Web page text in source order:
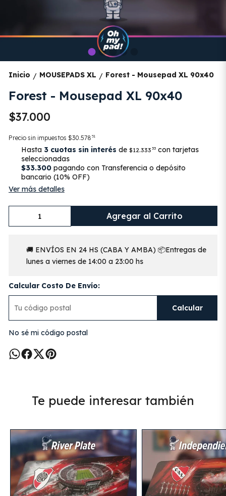
Inicio / MOUSEPADS XL / Forest - Mousepad XL 90x40
Forest - Mousepad XL 90x40
$37.000
Precio sin impuestos $30.578 51
Hasta 3 cuotas sin interés de$12.333 33 con tarjetas
seleccionadas
$33.300pagando con Transferencia o depósito
bancario (10% OFF)
Ver más detalles
Agregar al Carrito
🚚 ENVÍOS EN 24 HS (CABA Y AMBA) 📦Entregas de
lunes a viernes de 14:00 a 23:00 hs
Calcular Costo De Envío:
Calcular
No sé mi código postal
Te puede interesar también